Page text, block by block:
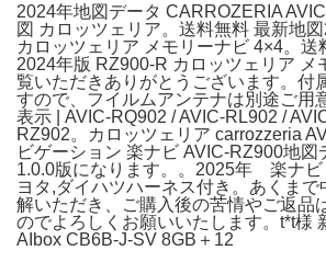
2024年地図データ CARROZERIA
図 カロッツェリア。送料無料 最新地
カロッツェリア メモリーナビ 4×4。送
2024年版 RZ900-R カロッツェリア メ
覧いただきありがとうございます。付
すので、フイルムアンテナは別途ご用
表示 | AVIC-RQ902 / AVIC-RL902 /
RZ902。カロッツェリア carrozzeria
ビゲーション 楽ナビ AVIC-RZ900地図
1.0.0版になります。。2025年 楽ナ
ヨタ,ダイハツハーネス付き。あくまで
解いただき、ご購入後の苦情やご返品
のでよろしくお願いいたします。t*t様
AIbox CB6B-J-SV 8GB＋12